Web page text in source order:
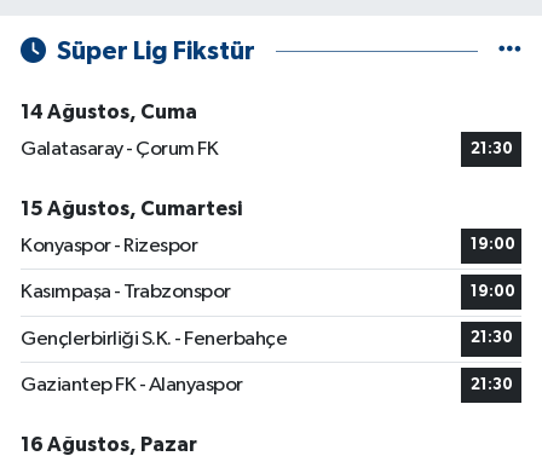
Süper Lig Fikstür
14 Ağustos, Cuma
Galatasaray - Çorum FK
21:30
15 Ağustos, Cumartesi
Konyaspor - Rizespor
19:00
Kasımpaşa - Trabzonspor 19:00
Gençlerbirliği S.K. - Fenerbahçe 21:30
Gaziantep FK - Alanyaspor 21:30
16 Ağustos, Pazar